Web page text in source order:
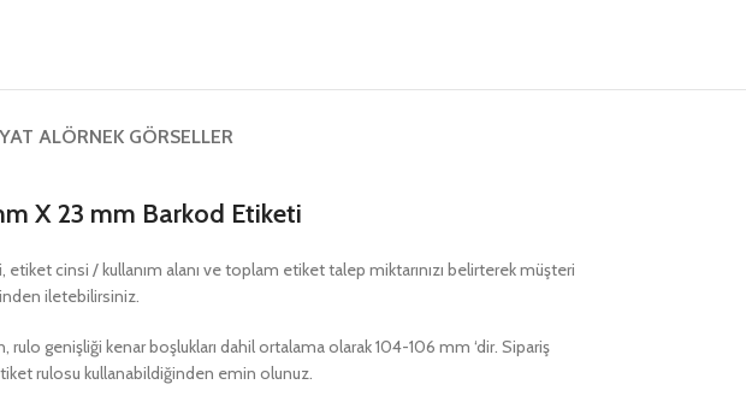
ALÖRNEK GÖRSELLER
X 23 mm Barkod Etiketi
etiket cinsi / kullanım alanı ve toplam etiket talep miktarınızı belirterek müşteri
iletebilirsiniz.
rulo genişliği kenar boşlukları dahil ortalama olarak 104-106 mm ‘dir. Sipariş
rulosu kullanabildiğinden emin olunuz.